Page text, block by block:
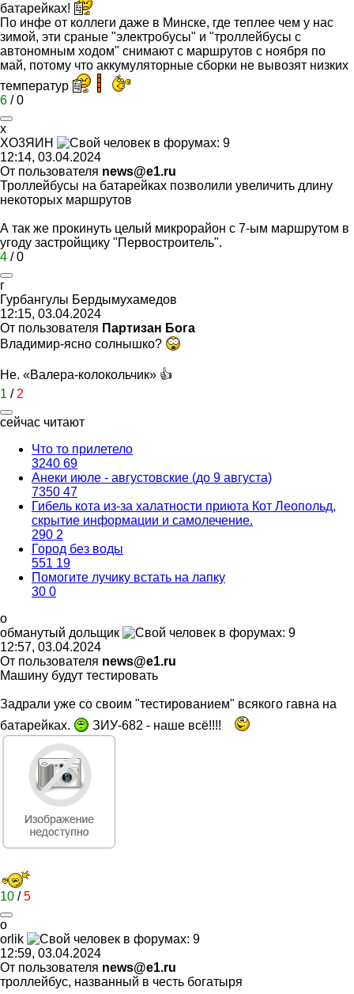
батарейках!
По инфе от коллеги даже в Минске, где теплее чем у нас
зимой, эти сраные "электробусы" и "троллейбусы с
автономным ходом" снимают с маршрутов с ноября по
май, потому что аккумуляторные сборки не вывозят низких
температур
6 /0
x
XО3ЯИ H
12:14, 03.04.2024
От пользователя news@e1.ru
Троллейбусы на батарейках позволили увеличить длину
некоторых маршрутов
А так же прокинуть целый микрорайон с 7-ым маршрутом в
угоду застройщику "Первостроитель".
4 /0
г
Гурбангулы Бердымухамедoв
12:15, 03.04.2024
От пользователя Партизан Бога
Владимир-ясно солнышко?
Не. «Валера-колокольчик» 👍
1 / 2
сейчас читают
Что то прилетело
3240 69
Анеки июле - августовские (до 9 августа)
7350 47
Гибель кота из-за халатности приюта Кот Леопольд,
скрытиe информации и самолечение.
290 2
Город без воды
551 19
Помогите лучику встать на лапку
30 0
о
обманутый дольщик
12:57, 03.04.2024
От пользователя news@e1.ru
Машину будут тестировать
Задрали уже со своим "тестированием" всякого гавна на
батарейках.
ЗИУ-682 - наше всё!!!!
10 /5
o
orlik
12:59, 03.04.2024
От пользователя news@e1.ru
троллейбус, названный в честь богатыря